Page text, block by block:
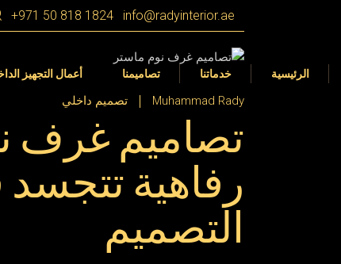
info@radyinterior.ae
+971 50 818 1824
الرئيسية خدماتنا
التصميم الداخلي
التجهيز الداخلي
تصميم المناظر الطبيعية في الأمارات
تصاميمنا
التصميم الداخلي
التصميم الداخلي 360 VR
أعمال التجهيز
Dubai
الشارقة
رأس الخيمة
التجهيز الداخلي
تصميم المناظر الطبيعية في الأمارات
التصميم الداخلي 360 VR
الشارقة
عجمان
أم القيوين
أبوظبي
العين
Muhammad Rady
تصميم داخلي
تصاميم غرف
رفاهية
التصميم